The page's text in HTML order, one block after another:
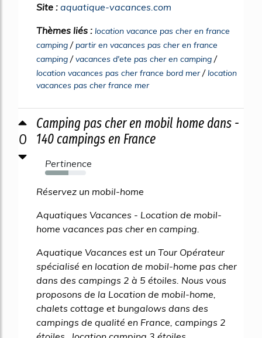
Site : aquatique-vacances.com
Thèmes liés : location vacance pas cher en france
camping /partir en vacances pas cher en france
camping /vacances d'ete pas cher en camping /
location vacances pas cher france bord mer/location
vacances pas cher france mer
0
Camping pas cher en mobil home dans -
140 campings en France
Pertinence
57%
Réservez un mobil-home
Aquatiques Vacances - Location de mobil-
home vacances pas cher en camping.
Aquatique Vacances est un Tour Opérateur
spécialisé en location de mobil-home pas cher
dans des campings 2 à 5 étoiles. Nous vous
proposons de la Location de mobil-home,
chalets cottage et bungalows dans des
campings de qualité en France, campings 2